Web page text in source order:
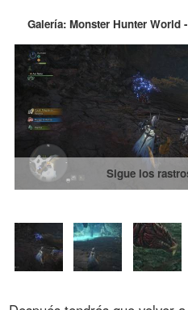
Galería: Monster Hunter World
Sigue los